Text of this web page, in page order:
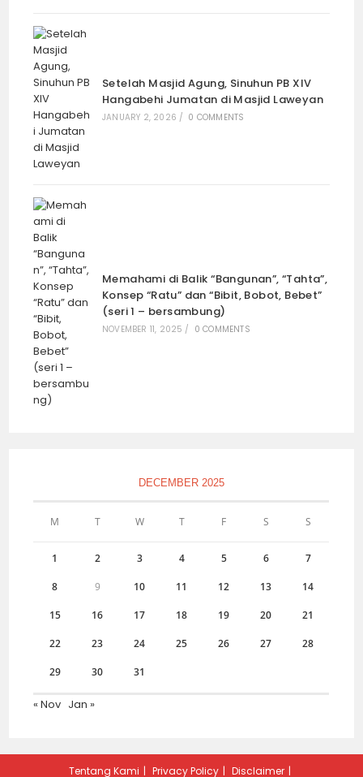
Setelah Masjid Agung, Sinuhun PB XIV
Hangabehi Jumatan di Masjid Laweyan
JANUARY 2, 2026 / 0 COMMENTS
Memahami di Balik “Bangunan”, “Tahta”,
Konsep “Ratu” dan “Bibit, Bobot, Bebet”
(seri 1 – bersambung)
NOVEMBER 11, 2025 / 0 COMMENTS
DECEMBER 2025
M T W T F S S
1 2 3 4 5 6 7
8 9 10 11 12 13 14
15 16 17 18 19 20 21
22 23 24 25 26 27 28
29 30 31
« Nov Jan »
Tentang Kami Privacy Policy Disclaimer